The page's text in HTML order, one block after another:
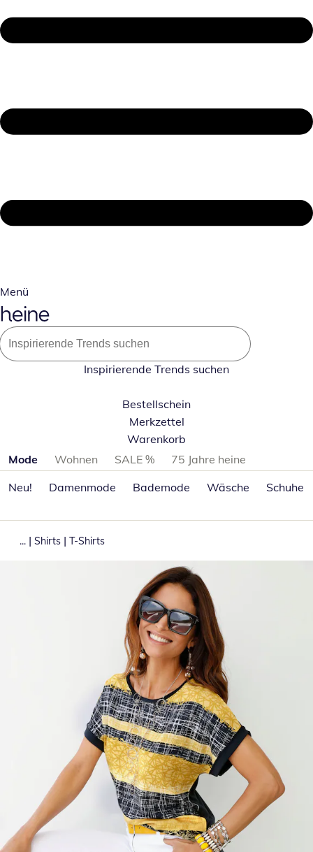
Menü
Inspirierende Trends suchen
Bestellschein
Merkzettel
Warenkorb
Produktkategorien überspringen
Mode Wohnen SALE %
75 Jahre heine
Neu!
Damenmode Bademode Wäsche Schuhe
... | Shirts | T-Shirts